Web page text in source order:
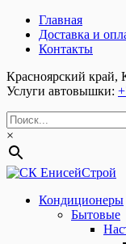
Главная
Доставка и
Контакты
Красноярский край,
Услуги автовышки:
×
Кондиционеры
Бытовые